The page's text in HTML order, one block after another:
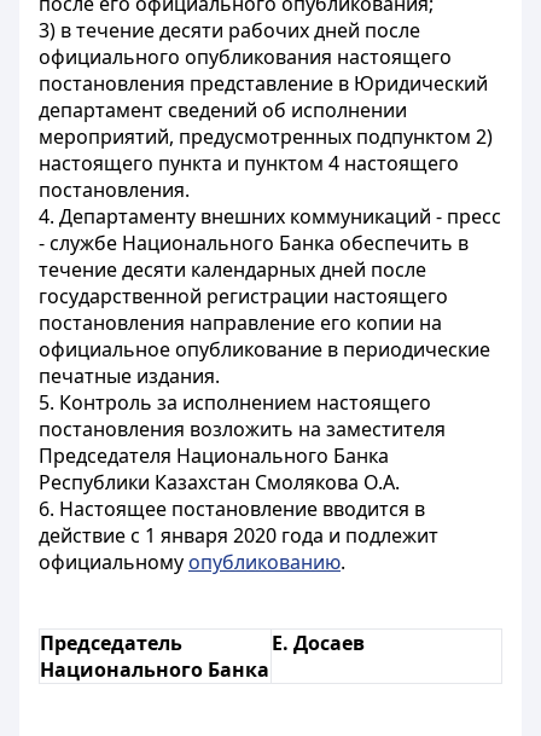
3) в течение десяти рабочих дней после
официального опубликования настоящего
постановления представление в Юридический
департамент сведений об исполнении
мероприятий, предусмотренных подпунктом 2)
настоящего пункта и пунктом 4 настоящего
постановления.
4. Департаменту внешних коммуникаций - пресс
- службе Национального Банка обеспечить в
течение десяти календарных дней после
государственной регистрации настоящего
постановления направление его копии на
официальное опубликование в периодические
печатные издания.
5. Контроль за исполнением настоящего
постановления возложить на заместителя
Председателя Национального Банка
Республики Казахстан Смолякова О.А.
6. Настоящее постановление вводится в
действие с 1 января 2020 года и подлежит
официальному опубликованию.
Председатель
Национального Банка
Е. Досаев